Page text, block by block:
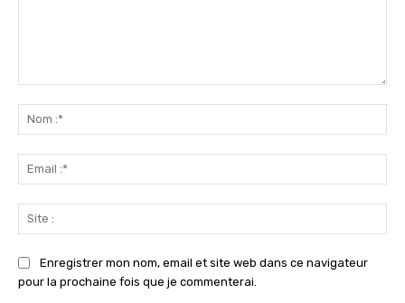
Enregistrer mon nom, email et site web dans ce navigateur
pour la prochaine fois que je commenterai.